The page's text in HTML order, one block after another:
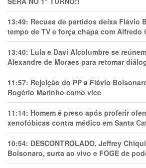
13:49: Recusa de partidos deixa Flávio
tempo de TV e força chapa com Alfredo
13:40: Lula e Davi Alcolumbre se
Alexandre de Moraes para retomar
11:57: Rejeição do PP a Flávio
Rogério Marinho como vice
11:14: Homem é preso após proferir
xenofóbicas contra médico em Santa
10:54: DESCONTROLADO, Jeffrey
Bolsonaro, surta ao vivo e FOGE de